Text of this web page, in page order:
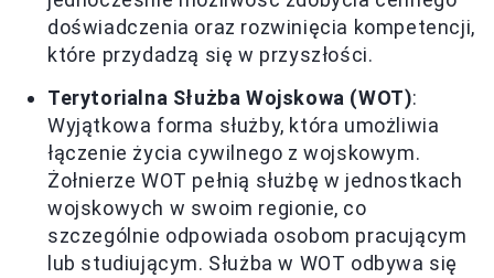
doświadczenia oraz rozwinięcia kompetencji,
które przydadzą się w przyszłości.
Terytorialna Służba Wojskowa (WOT):
Wyjątkowa forma służby, która umożliwia
łączenie życia cywilnego z wojskowym.
Żołnierze WOT pełnią służbę w jednostkach
wojskowych w swoim regionie, co
szczególnie odpowiada osobom pracującym
lub studiującym. Służba w WOT odbywa się